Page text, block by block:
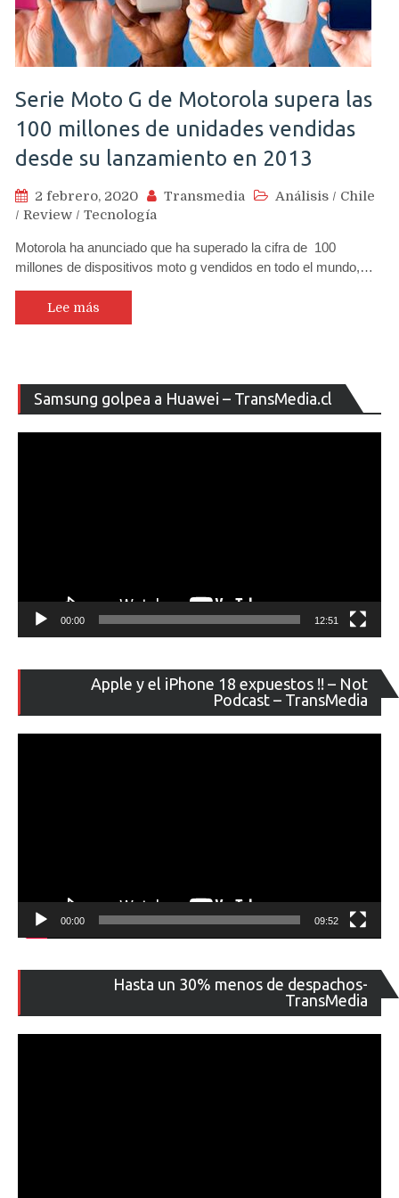
Serie Moto G de Motorola supera las
100 millones de unidades vendidas
desde su lanzamiento en 2013
2 febrero, 2020 Transmedia Análisis / Chile
/ Review / Tecnología
Motorola ha anunciado que ha superado la cifra de 100
millones de dispositivos moto g vendidos en todo el mundo,…
Lee más
Samsung golpea a Huawei – TransMedia.cl
de
00:00 12:51
Apple y el iPhone 18 expuestos !! – Not
Podcast – TransMedia
de
00:00 09:52
Hasta un 30% menos de despachos-
TransMedia
de